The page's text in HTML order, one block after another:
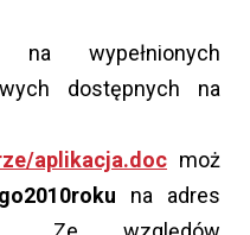
na wypełnionych
dostępnych na
aplikacja.doc moż
2010roku na adres